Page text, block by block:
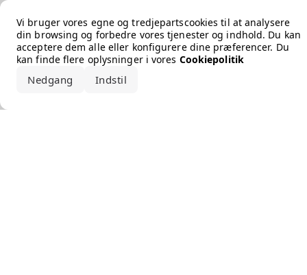
Vi bruger vores egne og tredjepartscookies til at analysere
din browsing og forbedre vores tjenester og indhold. Du kan
acceptere dem alle eller konfigurere dine præferencer. Du
kan finde flere oplysninger i vores Cookiepolitik
Nedgang Indstil
Error loading the brand